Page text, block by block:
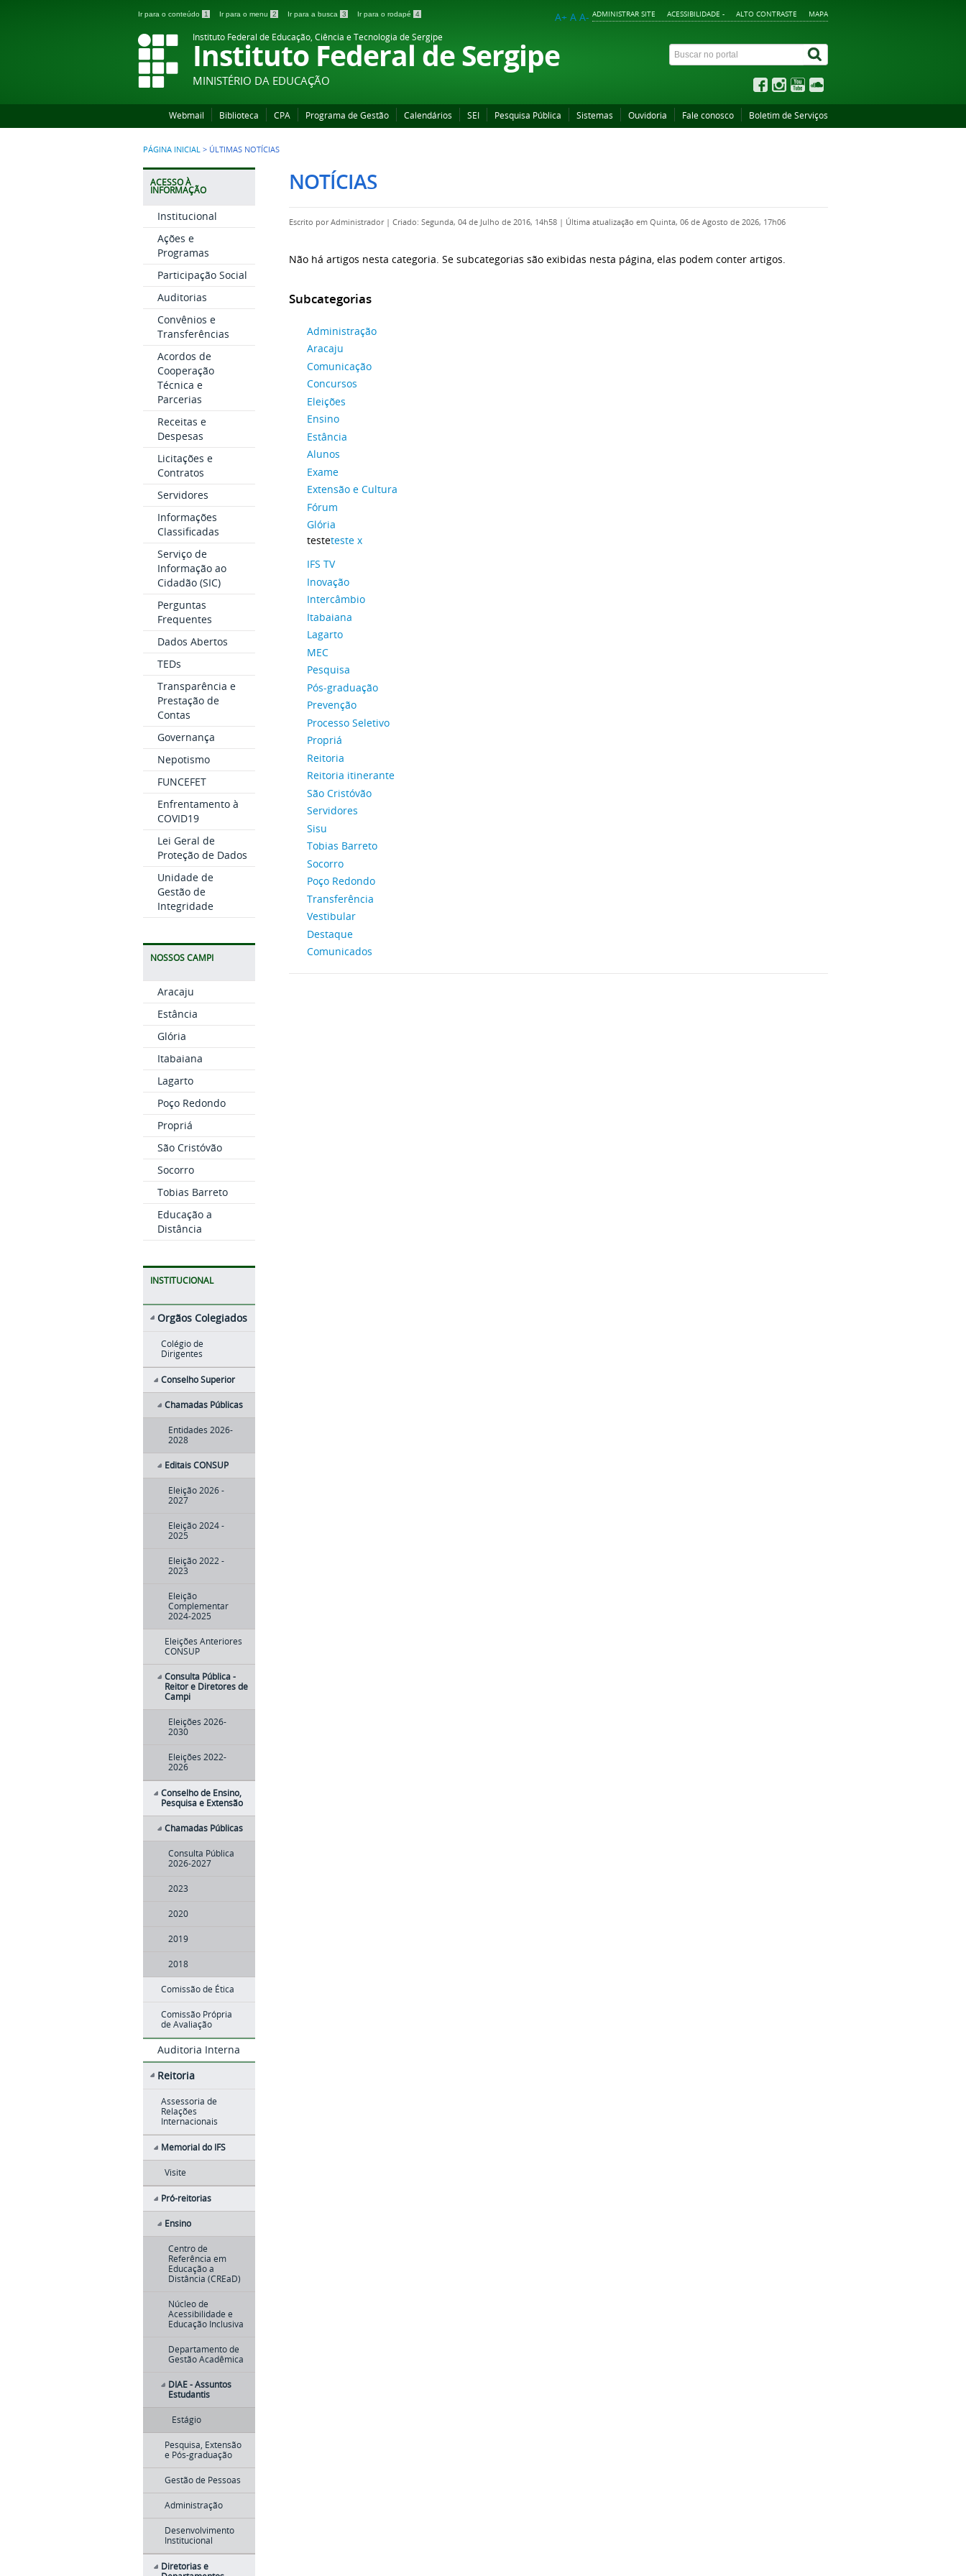
Ir para o conteúdo 1 Ir para o menu 2 Ir para a busca 3 Ir para o rodapé 4 ADMINISTRAR SITE ACESSIBILIDADE - ALTO CONTRASTE MAPA
A+ A A-
Instituto Federal de Educação, Ciência e Tecnologia de Sergipe
Instituto Federal de Sergipe
MINISTÉRIO DA EDUCAÇÃO
Webmail Biblioteca CPA Programa de Gestão Calendários SEI Pesquisa Pública Sistemas Ouvidoria Fale conosco Boletim de Serviços
PÁGINA INICIAL > ÚLTIMAS NOTÍCIAS
ACESSO À
INFORMAÇÃO
Institucional
Ações e
Programas
Participação Social
Auditorias
Convênios e
Transferências
Acordos de
Cooperação
Técnica e
Parcerias
Receitas e
Despesas
Licitações e
Contratos
Servidores
Informações
Classificadas
Serviço de
Informação ao
Cidadão (SIC)
Perguntas
Frequentes
Dados Abertos
TEDs
Transparência e
Prestação de
Contas
Governança
Nepotismo
FUNCEFET
Enfrentamento à
COVID19
Lei Geral de
Proteção de Dados
Unidade de
Gestão de
Integridade
NOSSOS CAMPI
Aracaju
Estância
Glória
Itabaiana
Lagarto
Poço Redondo
Propriá
São Cristóvão
Socorro
Tobias Barreto
Educação a
Distância
INSTITUCIONAL
Orgãos Colegiados
Colégio de
Dirigentes
Conselho Superior
Chamadas Públicas
Entidades 2026-
2028
Editais CONSUP
Eleição 2026 -
2027
Eleição 2024 -
2025
Eleição 2022 -
2023
Eleição
Complementar
2024-2025
Eleições Anteriores
CONSUP
Consulta Pública -
Reitor e Diretores de
Campi
Eleições 2026-
2030
Eleições 2022-
2026
Conselho de Ensino,
Pesquisa e Extensão
Chamadas Públicas
Consulta Pública
2026-2027
2023
2020
2019
2018
Comissão de Ética
Comissão Própria
de Avaliação
Auditoria Interna
Reitoria
Assessoria de
Relações
Internacionais
Memorial do IFS
Visite
Pró-reitorias
Ensino
Centro de
Referência em
Educação a
Distância (CREaD)
Núcleo de
Acessibilidade e
Educação Inclusiva
Departamento de
Gestão Acadêmica
DIAE - Assuntos
Estudantis
Estágio
Pesquisa, Extensão
e Pós-graduação
Gestão de Pessoas
Administração
Desenvolvimento
Institucional
Diretorias e
NOTÍCIAS
Escrito porAdministrador | Criado: Segunda, 04 de Julho de 2016, 14h58 | Última atualização em Quinta, 06 de Agosto de 2026, 17h06
Não há artigos nesta categoria. Se subcategorias são exibidas nesta página, elas podem conter artigos.
Subcategorias
Administração
Aracaju
Comunicação
Concursos
Eleições
Ensino
Estância
Alunos
Exame
Extensão e Cultura
Fórum
Glória
testeteste x
IFS TV
Inovação
Intercâmbio
Itabaiana
Lagarto
MEC
Pesquisa
Pós-graduação
Prevenção
Processo Seletivo
Propriá
Reitoria
Reitoria itinerante
São Cristóvão
Servidores
Sisu
Tobias Barreto
Socorro
Poço Redondo
Transferência
Vestibular
Destaque
Comunicados